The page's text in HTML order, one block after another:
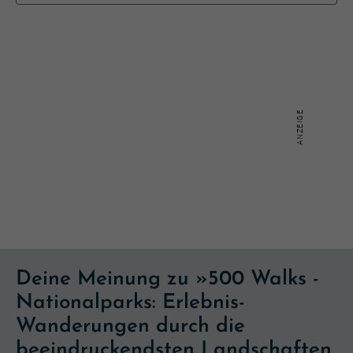
Deine Meinung zu »500 Walks -
Nationalparks: Erlebnis-
Wanderungen durch die